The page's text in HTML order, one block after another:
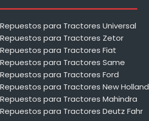
Repuestos para Tractores Universal
Repuestos para Tractores Zetor
Repuestos para Tractores Fiat
Repuestos para Tractores Same
Repuestos para Tractores Ford
Repuestos para Tractores New Holland
Repuestos para Tractores Mahindra
Repuestos para Tractores Deutz Fahr